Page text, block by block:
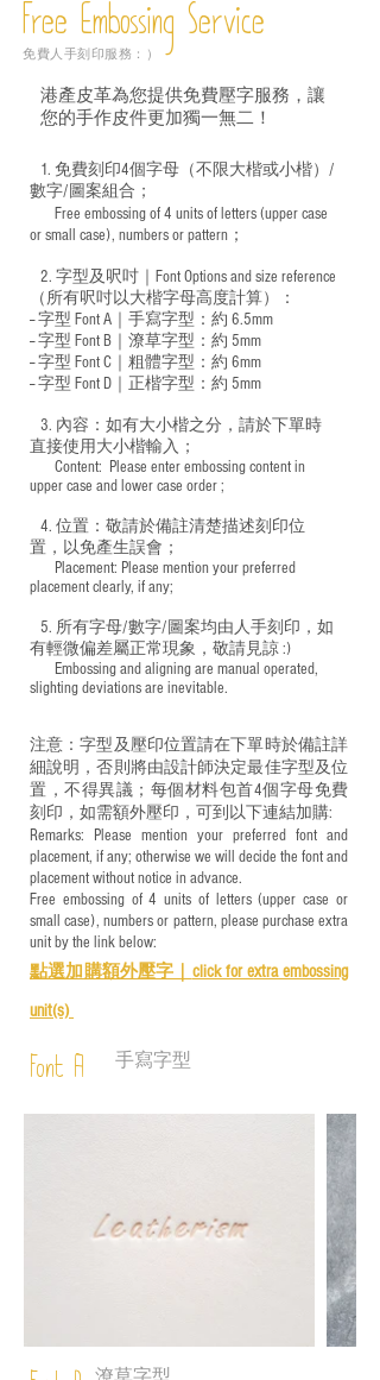
Free Embossing Service
免費人手刻印服務：）
港產皮革為您提供免費壓字服務，讓
您的手作皮件更加獨一無二！
1. 免費刻印4個字母（不限大楷或小楷）/
數字/圖案組合；
Free embossing of 4 units of letters (upper case
or small case), numbers or pattern；
2. 字型及呎吋｜ Font Options and size reference
（所有呎吋以大楷字母高度計算）：
-- 字型 Font A｜手寫字型：約 6.5mm
-- 字型 Font B｜潦草字型： 約 5mm
-- 字型 Font C｜粗體字型：約 6mm
-- 字型 Font D｜正楷字型： 約 5mm
3. 內容：如有大小楷之分，請於下單時
直接使用大小楷輸入；
​ Content: Please enter embossing content in
upper case and lower case order ;
4. 位置：敬請於備註清楚描述刻印位
置，以免產生誤會；
​ Placement: Please mention your preferred
placement clearly, if any;
5. 所有字母/數字/圖案均由人手刻印，如
有輕微偏差屬正常現象，敬請見諒 :)
​ Embossing and aligning are manual operated,
slighting deviations are inevitable.
注意：字型及壓印位置請在下單時於備註詳
細說明，否則將由設計師決定最佳字型及位
置，不得異議；每個材料包首4個字母免費
刻印，如需額外壓印，可到以下連結加購:
Remarks: Please mention your preferred font and
placement, if any; otherwise we will decide the font and
placement without notice in advance.
Free embossing of 4 units of letters (upper case or
small case), numbers or pattern, please purchase extra
unit by the link below:
點選加購額外壓字｜ click for extra embossing
unit(s)
Font A 手寫字型